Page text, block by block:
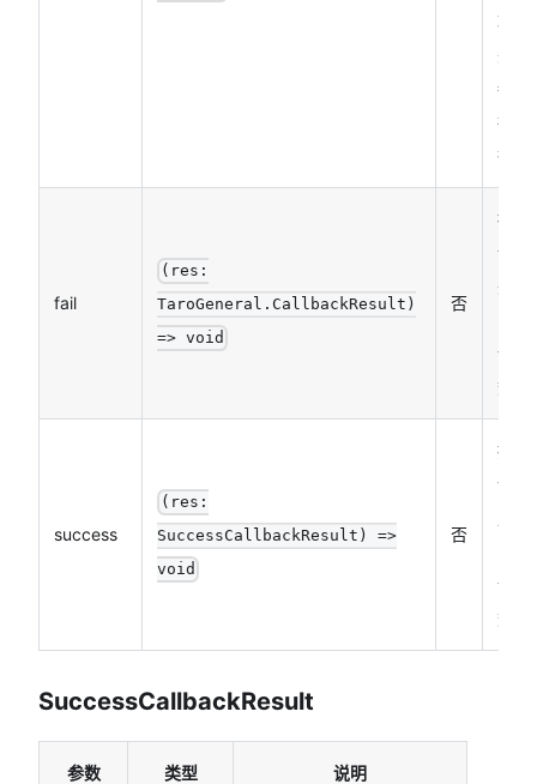
功、
失败
都会
执
行）
fail
(res:
TaroGeneral.CallbackResult)
=> void
否
接口
调用
失败
调函
数
success
(res:
SuccessCallbackResult) =>
void
否
接口
调用
调函
数
SuccessCallbackResult
参数 类型 说明